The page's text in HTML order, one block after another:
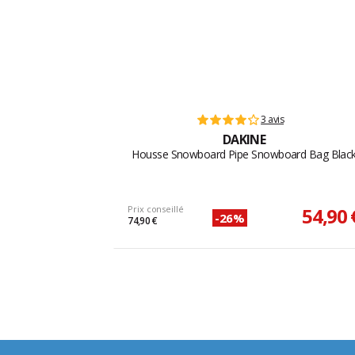
3 avis
DAKINE
Housse Snowboard Pipe Snowboard Bag
Prix conseillé
74,90 € -26% 54,90